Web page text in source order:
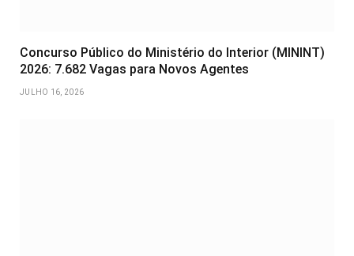
Concurso Público do Ministério do Interior (MININT)
2026: 7.682 Vagas para Novos Agentes
JULHO 16, 2026